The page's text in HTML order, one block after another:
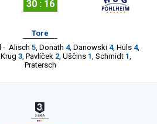
30 : 16
Tore
- Alisch 5, Donath 4, Danowski 4, Hüls 4,
Krug 3, Pavlíček 2, Uščins 1, Schmidt 1,
Pratersch